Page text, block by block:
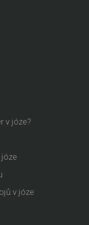
v józe?
v józe